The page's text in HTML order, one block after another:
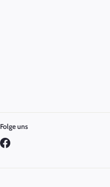
Folge uns
Facebook